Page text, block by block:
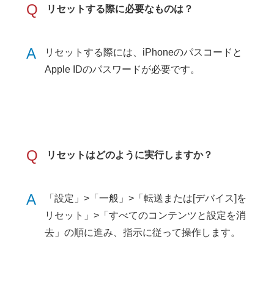
Q リセットする際に必要なものは？
A
リセットする際には、iPhoneのパスコードと
Apple IDのパスワードが必要です。
Q リセットはどのように実行しますか？
A
「設定」>「一般」>「転送または[デバイス]を
リセット」>「すべてのコンテンツと設定を消
去」の順に進み、指示に従って操作します。